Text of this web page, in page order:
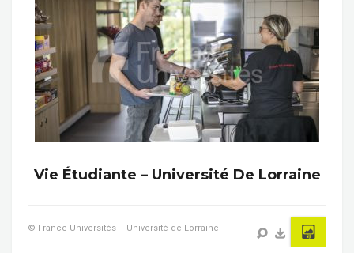
Vie Étudiante – Université De Lorraine
© France Universités – Université de Lorraine